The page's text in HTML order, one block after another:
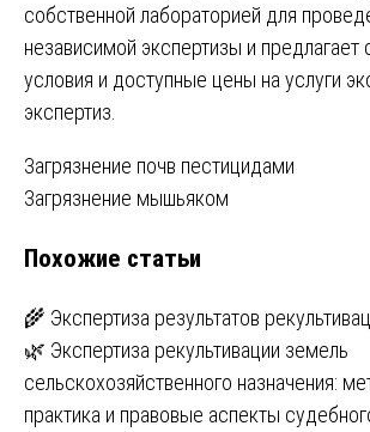
собственной лабораторией для
независимой экспертизы и
условия и доступные цены на услуги
экспертиз.
Навигация
по
записям
Загрязнение почв пестицидами
Загрязнение мышьяком
Похожие статьи
🌾 Экспертиза результатов
🌿 Экспертиза рекультивации земель
сельскохозяйственного назначения:
практика и правовые аспекты